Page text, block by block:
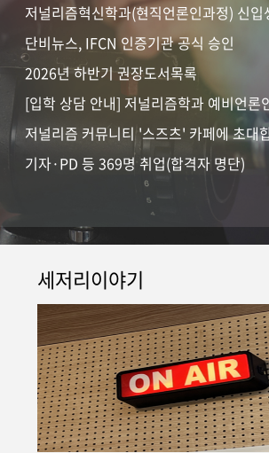
단비뉴스, IFCN 인증기관 공식 승인
2026년 하반기 권장도서목록
[입학 상담 안내] 저널리즘학과 예비언론
저널리즘 커뮤니티 '스즈츠' 카페에 초대
기자·PD 등 369명 취업(합격자 명단)
세저리이야기